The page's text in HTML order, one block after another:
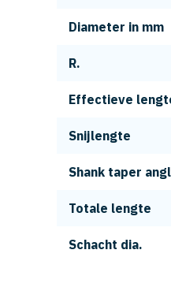
Diameter in mm
R.
Effectieve
Snijlengte
Shank taper
Totale lengte
Schacht dia.